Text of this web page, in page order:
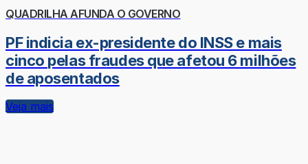
QUADRILHA AFUNDA O GOVERNO
PF indicia ex-presidente do INSS e mais
cinco pelas fraudes que afetou 6 milhões
de aposentados
Veja mais